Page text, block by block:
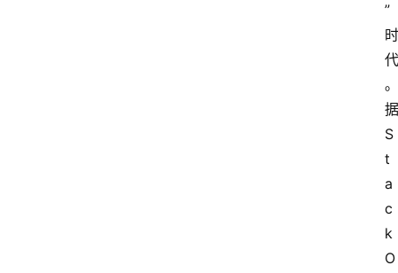
”
时
代
。
据
S
t
a
c
k
O